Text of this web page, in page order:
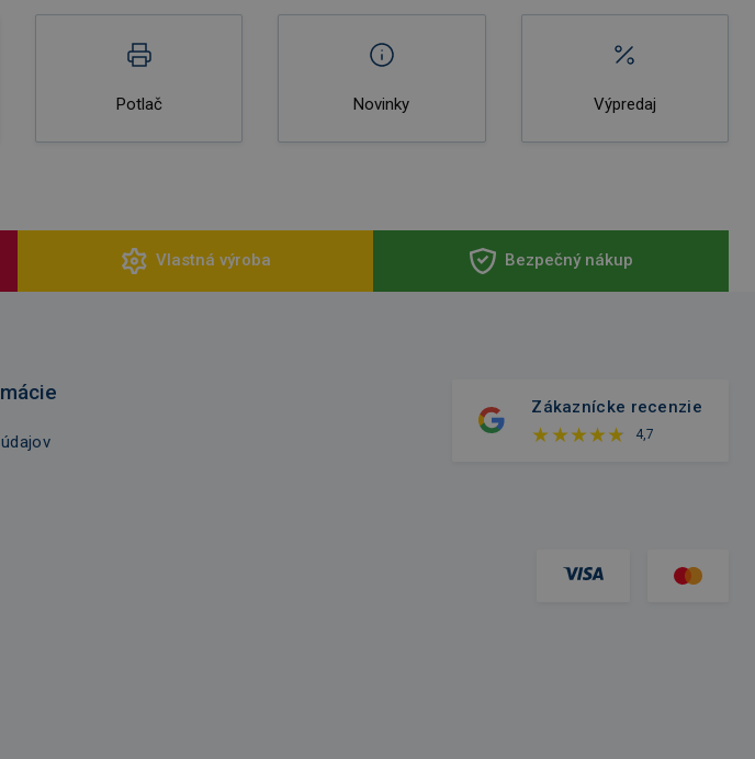
Potlač Novinky Výpredaj
Vlastná výroba Bezpečný nákup
Zákaznícke recenzie
4,7